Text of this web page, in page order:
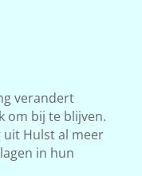
verandert
om bij te blijven.
uit Hulst al meer
in hun